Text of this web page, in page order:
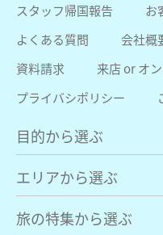
スタッフ帰国報告
お
よくある質問
会社概
資料請求
来店 or オ
プライバシポリシー
目的から選ぶ
エリアから選ぶ
旅の特集から選ぶ